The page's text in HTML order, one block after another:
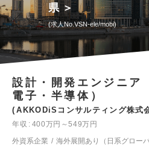
県＞
求人No.VSN-ele/mobi
設計・開発エンジニア
電子・半導体）
AKKODiSコンサルティング株式
年収
400万円～549万円
外資系企業
海外展開あり（日系グローバ